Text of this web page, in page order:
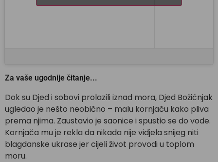
Za vaše ugodnije čitanje...
Dok su Djed i sobovi prolazili iznad mora, Djed Božićnjak
ugledao je nešto neobično – malu kornjaču kako pliva
prema njima. Zaustavio je saonice i spustio se do vode.
Kornjača mu je rekla da nikada nije vidjela snijeg niti
blagdanske ukrase jer cijeli život provodi u toplom
moru.